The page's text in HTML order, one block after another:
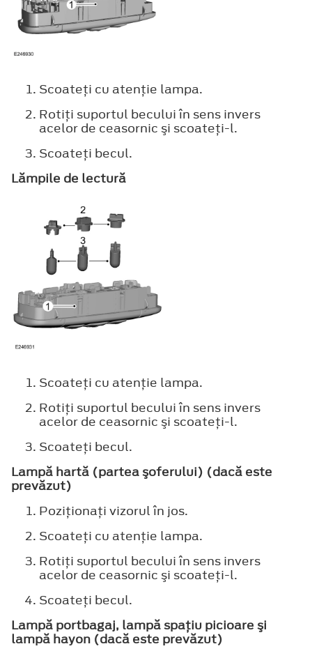
Scoateţi cu atenţie lampa.
Rotiţi suportul becului în sens invers
acelor de ceasornic şi scoateţi-l.
Scoateţi becul.
Lămpile de lectură
Scoateţi cu atenţie lampa.
Rotiţi suportul becului în sens invers
acelor de ceasornic şi scoateţi-l.
Scoateţi becul.
Lampă hartă (partea şoferului) (dacă este
prevăzut)
Poziţionaţi vizorul în jos.
Scoateţi cu atenţie lampa.
Rotiţi suportul becului în sens invers
acelor de ceasornic şi scoateţi-l.
Scoateţi becul.
Lampă portbagaj, lampă spaţiu picioare şi
lampă hayon (dacă este prevăzut)